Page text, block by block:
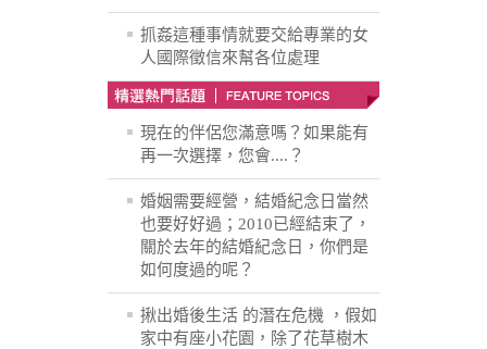
抓姦這種事情就要交給專業的女
人國際徵信來幫各位處理
現在的伴侶您滿意嗎？如果能有
再一次選擇，您會....？
婚姻需要經營，結婚紀念日當然
也要好好過；2010已經結束了，
關於去年的結婚紀念日，你們是
如何度過的呢？
揪出婚後生活 的潛在危機 ，假如
家中有座小花園，除了花草樹木